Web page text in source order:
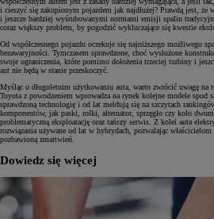
i cieszyć się zakupionym pojazdem jak najdłużej? Prawdą jest, że
i jeszcze bardziej wyśrubowanymi normami emisji spalin
coraz większy problem, by pogodzić wykluczające się kwestie
Od współczesnego pojazdu oczekuje się najniższego możliwego
bezawaryjności. Tymczasem sprawdzone, choć wysłużone
swoje ograniczenia, które pomimo dołożenia trzeciej turbiny i
aut nie będą w stanie przeskoczyć.
Myśląc o długoletnim użytkowaniu auta, warto zwrócić uwagę na
Toyota z powodzeniem wprowadza na rynek kolejne modele
sprawdzoną technologię i od lat meldują się na szczytach
komponentów, jak paski, rolki, alternator, sprzęgło czy koło
problematyczną eksploatację oraz tańszy serwis. Z kolei auta
rozwiązania używane od lat w hybrydach, pozwalając właścicielom
pozbawioną zmartwień.
Dowiedz się więcej